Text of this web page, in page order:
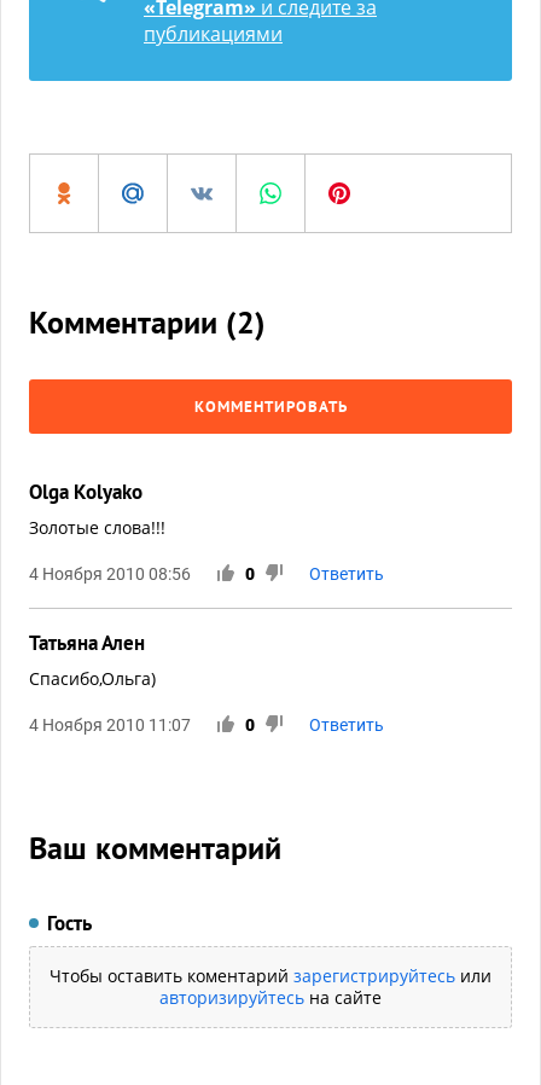
«Telegram» и следите за
публикациями
Комментарии (2)
КОММЕНТИРОВАТЬ
Olga Kolyako
Золотые слова!!!
4 Ноября 2010 08:56 0 Ответить
Татьяна Ален
Спасибо,Ольга)
4 Ноября 2010 11:07 0 Ответить
Ваш комментарий
Гость
Чтобы оставить коментарий зарегистрируйтесь или
авторизируйтесь на сайте